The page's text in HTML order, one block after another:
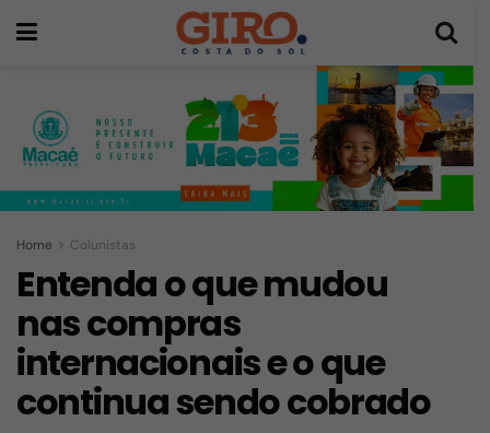
Home Colunistas
Entenda o que mudou
nas compras
internacionais e o que
continua sendo cobrado